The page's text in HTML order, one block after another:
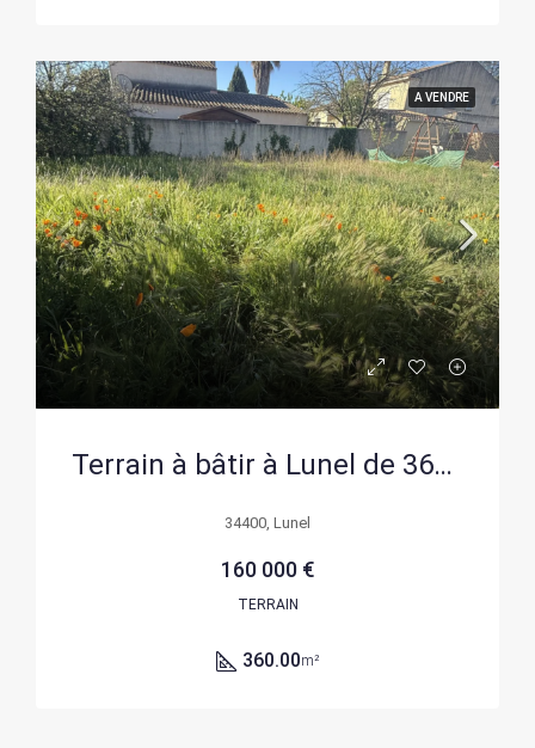
A VENDRE
Terrain à bâtir à Lunel de 360 m², libre de constructeur, environnement résidentiel
34400, Lunel
160 000 €
TERRAIN
360.00m²